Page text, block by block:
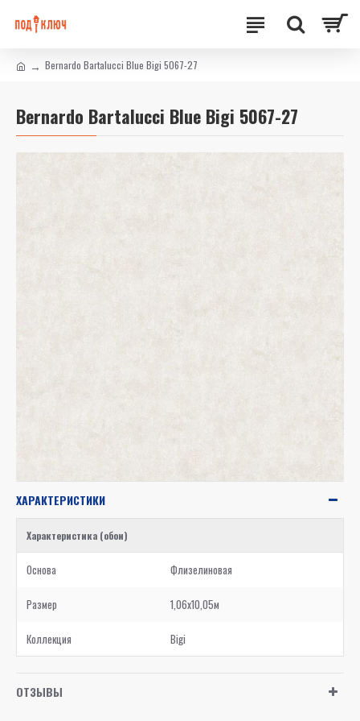
Bernardo Bartalucci Blue Bigi 5067-27
Bernardo Bartalucci Blue Bigi 5067-27
ХАРАКТЕРИСТИКИ
Характеристика (обои)
Основа Флизелиновая
Размер 1,06x10,05м
Коллекция Bigi
ОТЗЫВЫ